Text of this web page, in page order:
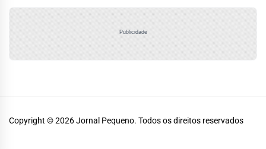
Publicidade
Copyright © 2026Jornal Pequeno. Todos os direitos reservados